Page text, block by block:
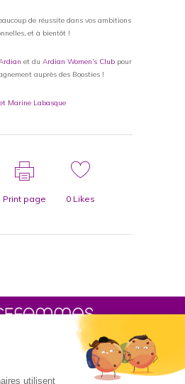
de réussite dans vos ambitions
et à bientôt !
et du Ardian Women’s Club pour
auprès des Boosties !
Marine Labasque
Print page 0Likes
Baron - 75017 PARIS